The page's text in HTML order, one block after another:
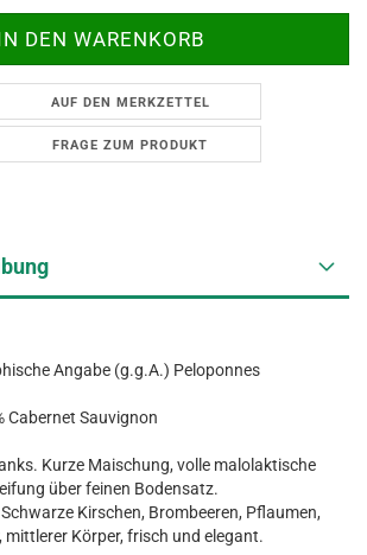
AUF DEN MERKZETTEL
FRAGE ZUM PRODUKT
Angabe (g.g.A.) Peloponnes
Cabernet Sauvignon
Kurze Maischung, volle malolaktische
über feinen Bodensatz.
Kirschen, Brombeeren, Pflaumen,
Körper, frisch und elegant.